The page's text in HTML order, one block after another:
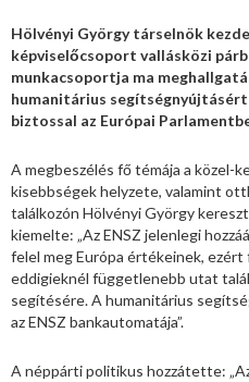
Hölvényi György társelnök
képviselőcsoport vallásközi
munkacsoportja ma
humanitárius
biztossal az Európai
A megbeszélés fő témája a közel-
kisebbségek helyzete, valamint
találkozón Hölvényi György
kiemelte: „Az ENSZ jelenlegi
felel meg Európa értékeinek, ezért
eddigieknél függetlenebb utat
segítésére. A humanitárius
az ENSZ bankautomatája”.
A néppárti politikus hozzátette: